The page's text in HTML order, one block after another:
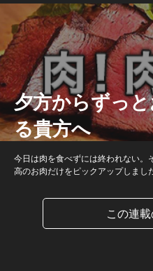
夕方からずっ
る貴方へ
今日は肉を食べずには終われない
高のお肉だけをピックアップしました
この連